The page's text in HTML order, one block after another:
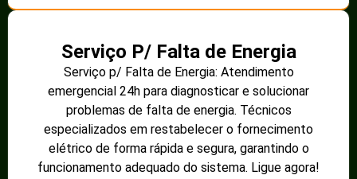
Serviço P/ Falta de Energia
Serviço p/ Falta de Energia: Atendimento
emergencial 24h para diagnosticar e solucionar
problemas de falta de energia. Técnicos
especializados em restabelecer o fornecimento
elétrico de forma rápida e segura, garantindo o
funcionamento adequado do sistema. Ligue agora!